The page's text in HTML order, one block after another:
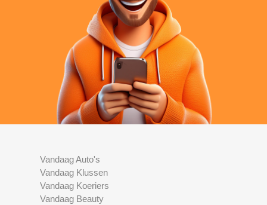
Vandaag Auto's
Vandaag Klussen
Vandaag Koeriers
Vandaag Beauty